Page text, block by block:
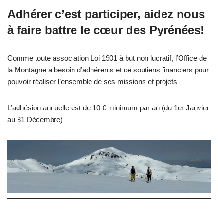
Adhérer c’est participer, aidez nous
à faire battre le cœur des Pyrénées!
Comme toute association Loi 1901 à but non lucratif, l’Office de
la Montagne a besoin d’adhérents et de soutiens financiers pour
pouvoir réaliser l’ensemble de ses missions et projets
L’adhésion annuelle est de 10 € minimum par an (du 1er Janvier
au 31 Décembre)